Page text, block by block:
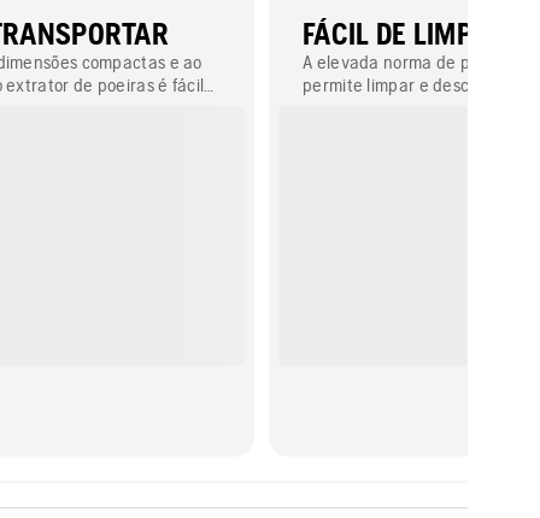
compactas e ao
extrator de poeiras é fácil
FÁCIL DE LIMPAR
A elevada norma de proteção
permite limpar e